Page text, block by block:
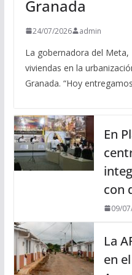
Granada
24/07/2026 admin
La gobernadora del
viviendas en la
Granada. “Hoy entregamos
En
con
09/
La
en